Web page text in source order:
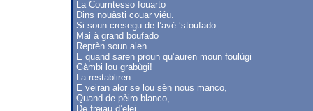
La Coumtesso fouarto
Dins nouàsti couar viéu.
Si soun cresegu de l’avé ‘stoufado
Mai à grand boufado
Reprèn soun alen
E quand saren proun qu’auren moun foulùgi
Gàmbi lou grabùgi!
La restabliren.
E veiran alor se lou sèn nous manco,
Quand de pèiro blanco,
De frejau d’elei,